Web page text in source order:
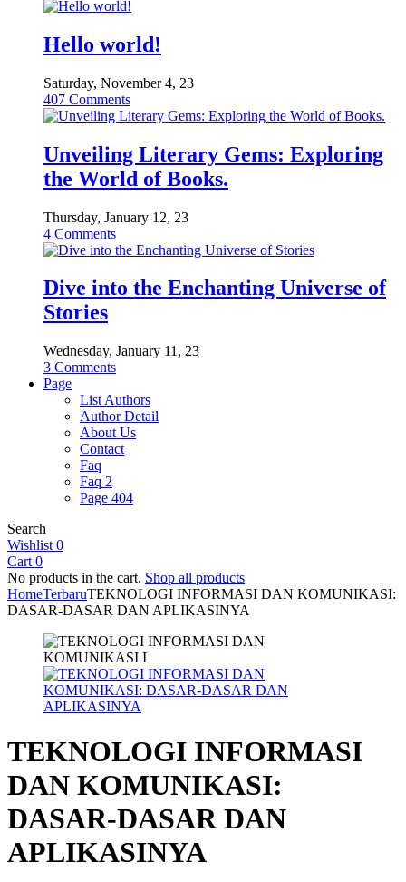
Hello world!
Saturday, November 4, 23
407 Comments
Unveiling Literary Gems: Exploring
the World of Books.
Thursday, January 12, 23
4 Comments
Dive into the Enchanting Universe of
Stories
Wednesday, January 11, 23
3 Comments
Page
List Authors
Author Detail
About Us
Contact
Faq
Faq 2
Page 404
Search
Wishlist 0
Cart 0
No products in the cart. Shop all products
HomeTerbaruTEKNOLOGI INFORMASI DAN KOMUNIKASI:
DASAR-DASAR DAN APLIKASINYA
TEKNOLOGI INFORMASI
DAN KOMUNIKASI:
DASAR-DASAR DAN
APLIKASINYA